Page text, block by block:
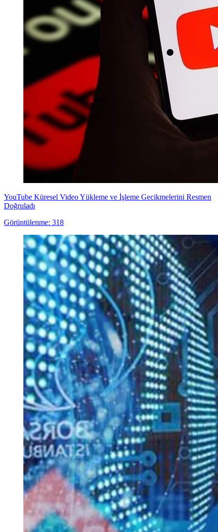
YouTube Küresel Video Yükleme ve İşleme Gecikmelerini Resmen
Doğruladı
Görüntülenme: 318